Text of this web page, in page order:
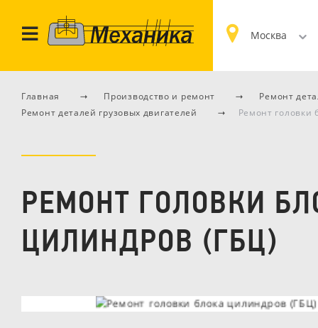
Москва
Главная Производство и ремонт
Ремонт
Ремонт деталей грузовых двигателей
Ремонт головки
РЕМОНТ ГОЛОВКИ
ЦИЛИНДРОВ (ГБЦ)